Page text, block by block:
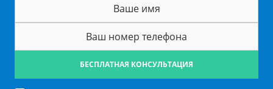
БЕСПЛАТНАЯ КОНСУЛЬТАЦИЯ